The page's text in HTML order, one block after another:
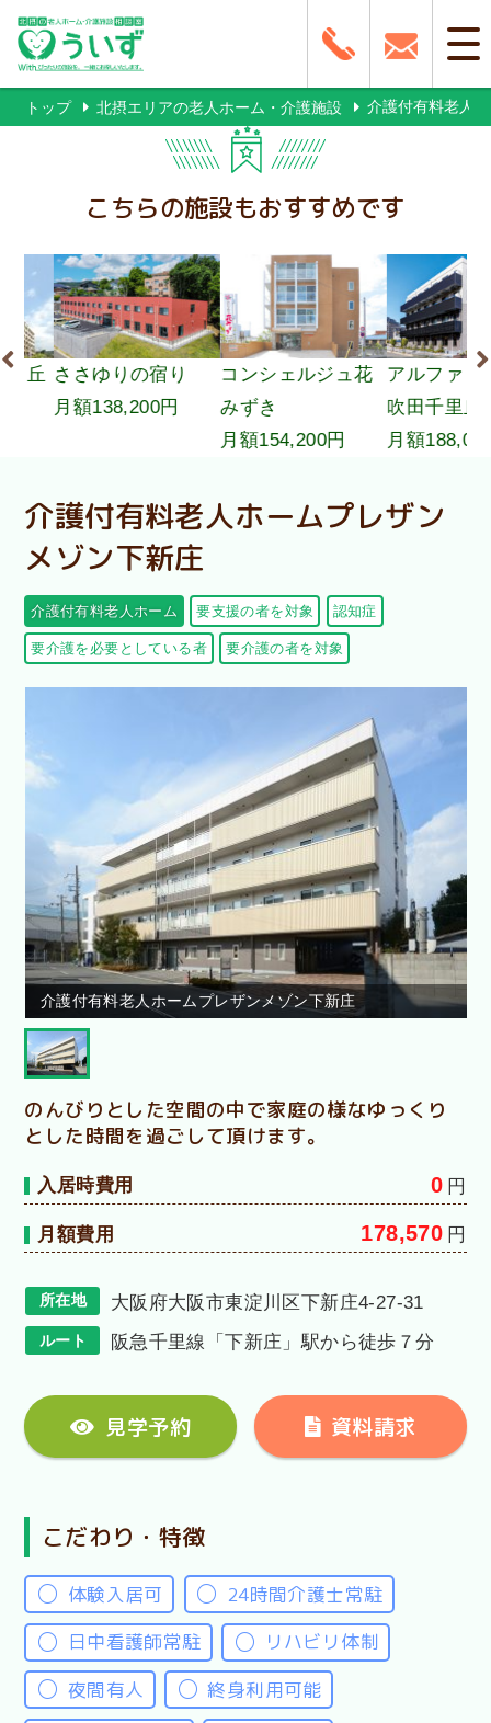
トップ 北摂エリアの老人ホーム・介護施設 介護付有料老人
介護付有料老人ホームプレザン
メゾン下新庄
介護付有料老人ホーム 要支援の者を対象 認知症
要介護を必要としている者 要介護の者を対象
介護付有料老人ホームプレザンメゾン下新庄
のんびりとした空間の中で家庭の様なゆっくり
とした時間を過ごして頂けます。
入居時費用 0 円
月額費用 178,570 円
所在地 大阪府大阪市東淀川区下新庄4-27-31
ルート 阪急千里線「下新庄」駅から徒歩７分
見学予約 資料請求
こだわり・特徴
体験入居可
24時間介護士常駐
日中看護師常駐
リハビリ体制
夜間有人
終身利用可能
こちらの施設もおすすめです
宿り
コンシェルジュ花
みずき
アルファリビング
吹田千里丘
月額188,000円
有料老
いこい
月額